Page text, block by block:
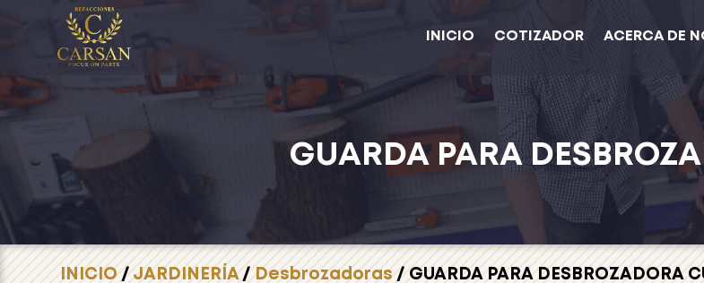
INICIO COTIZADOR ACERCA DE
GUARDA PARA
INICIO/JARDINERÍA/Desbrozadoras/ GUARDA PARA DESBROZADORA